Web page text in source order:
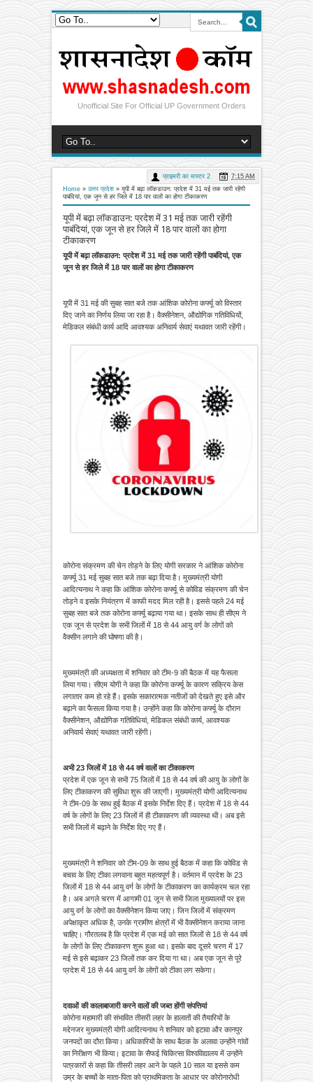
Unofficial Site For Official UP Government Orders
Home » उत्तर प्रदेश » यूपी में बढ़ा लॉकडाउन: प्रदेश में 31 मई तक जारी रहेंगी
पाबंदियां, एक जून से हर जिले में 18 पार वालों का होगा टीकाकरण
यूपी में बढ़ा लॉकडाउन: प्रदेश में 31 मई तक जारी रहेंगी
पाबंदियां, एक जून से हर जिले में 18 पार वालों का होगा
टीकाकरण
प्राइमरी का मास्टर 2 7:15 AM
यूपी में बढ़ा लॉकडाउन: प्रदेश में 31 मई तक जारी रहेंगी पाबंदियां, एक
जून से हर जिले में 18 पार वालों का होगा टीकाकरण
यूपी में 31 मई की सुबह सात बजे तक आंशिक कोरोना कर्फ्यू को विस्तार
दिए जाने का निर्णय लिया जा रहा है। वैक्सीनेशन, औद्योगिक गतिविधियों,
मेडिकल संबंधी कार्य आदि आवश्यक अनिवार्य सेवाएं यथावत जारी रहेंगी।
कोरोना संक्रमण की चेन तोड़ने के लिए योगी सरकार ने आंशिक कोरोना
कर्फ्यू 31 मई सुबह सात बजे तक बढ़ा दिया है। मुख्यमंत्री योगी
आदित्यनाथ ने कहा कि आंशिक कोरोना कर्फ्यू से कोविड संक्रमण की चेन
तोड़ने व इसके नियंत्रण में काफी मदद मिल रही है। इससे पहले 24 मई
सुबह सात बजे तक कोरोना कर्फ्यू बढ़ाया गया था। इसके साथ ही सीएम ने
एक जून से प्रदेश के सभी जिलों में 18 से 44 आयु वर्ग के लोगों को
वैक्सीन लगाने की घोषणा की है।
मुख्यमंत्री की अध्यक्षता में शनिवार को टीम-9 की बैठक में यह फैसला
लिया गया। सीएम योगी ने कहा कि कोरोना कर्फ्यू के कारण सक्रिय केस
लगातार कम हो रहे हैं। इसके सकारात्मक नतीजों को देखते हुए इसे और
बढ़ाने का फैसला किया गया है। उन्होंने कहा कि कोरोना कर्फ्यू के दौरान
वैक्सीनेशन, औद्योगिक गतिविधियां, मेडिकल संबंधी कार्य, आवश्यक
अनिवार्य सेवाएं यथावत जारी रहेंगी।
अभी 23 जिलों में 18 से 44 वर्ष वालों का टीकाकरण
प्रदेश में एक जून से सभी 75 जिलों में 18 से 44 वर्ष की आयु के लोगों के
लिए टीकाकरण की सुविधा शुरू की जाएगी। मुख्यमंत्री योगी आदित्यनाथ
ने टीम-09 के साथ हुई बैठक में इसके निर्देश दिए हैं। प्रदेश में 18 से 44
वर्ष के लोगों के लिए 23 जिलों में ही टीकाकरण की व्यवस्था थी। अब इसे
सभी जिलों में बढ़ाने के निर्देश दिए गए हैं।
मुख्यमंत्री ने शनिवार को टीम-09 के साथ हुई बैठक में कहा कि कोविड से
बचाव के लिए टीका लगवाना बहुत महत्वपूर्ण है। वर्तमान में प्रदेश के 23
जिलों में 18 से 44 आयु वर्ग के लोगों के टीकाकरण का कार्यक्रम चल रहा
है। अब अगले चरण में आगामी 01 जून से सभी जिला मुख्यालयों पर इस
आयु वर्ग के लोगों का वैक्सीनेशन किया जाए। जिन जिलों में संक्रमण
अपेक्षाकृत अधिक है, उनके ग्रामीण क्षेत्रों में भी वैक्सीनेशन कराया जाना
चाहिए। गौरतलब है कि प्रदेश में एक मई को सात जिलों से 18 से 44 वर्ष
के लोगों के लिए टीकाकरण शुरू हुआ था। इसके बाद दूसरे चरण में 17
मई से इसे बढ़ाकर 23 जिलों तक कर दिया गा था। अब एक जून से पूरे
प्रदेश में 18 से 44 आयु वर्ग के लोगों को टीका लग सकेगा।
दवाओं की कालाबाजारी करने वालों की जब्त होंगी संपत्तियां
कोरोना महामारी की संभावित तीसरी लहर के हालातों की तैयारियों के
मद्देनजर मुख्यमंत्री योगी आदित्यनाथ ने शनिवार को इटावा और कानपुर
जनपदों का दौरा किया। अधिकारियों के साथ बैठक के अलावा उन्होंने गांवों
का निरीक्षण भी किया। इटावा के सैफई चिकित्सा विश्वविद्यालय में उन्होंने
पत्रकारों से कहा कि तीसरी लहर आने के पहले 10 साल या इससे कम
उम्र के बच्चों के माता-पिता को प्राथमिकता के आधार पर कोरोनारोधी